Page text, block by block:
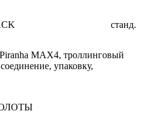
станд.
MAX4, троллинговый
упаковку,